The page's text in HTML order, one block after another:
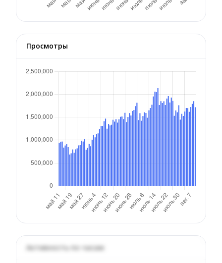
Просмотры
Активность по часам